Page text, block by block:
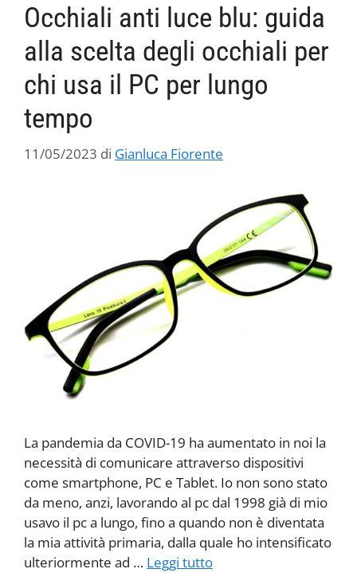
Occhiali anti luce blu: guida
alla scelta degli occhiali per
chi usa il PC per lungo
tempo
11/05/2023 di Gianluca Fiorente
La pandemia da COVID-19 ha aumentato in noi la
necessità di comunicare attraverso dispositivi
come smartphone, PC e Tablet. Io non sono stato
da meno, anzi, lavorando al pc dal 1998 già di mio
usavo il pc a lungo, fino a quando non è diventata
la mia attività primaria, dalla quale ho intensificato
ulteriormente ad … Leggi tutto